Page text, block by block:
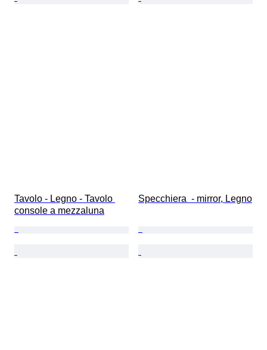
Tavolo - Legno - Tavolo
console a mezzaluna
Specchiera  - mirror, Legno